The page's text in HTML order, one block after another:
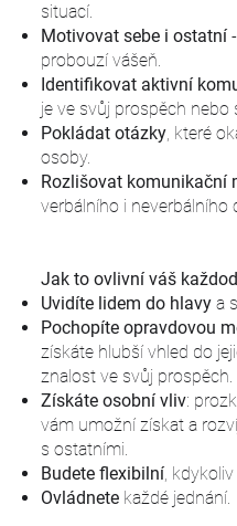
situací.
Motivovat sebe i ostatní
probouzí vášeň.
Identifikovat aktivní
je ve svůj prospěch nebo
Pokládat otázky, které
osoby.
Rozlišovat komunikační
verbálního i neverbálního
Jak to ovlivní váš
​​Uvidíte lidem do hlavy a
Pochopíte opravdovou
získáte hlubší vhled do
znalost ve svůj prospěch.
Získáte osobní vliv:
vám umožní získat a
s ostatními.
Budete flexibilní,
Ovládnete každé jednání.